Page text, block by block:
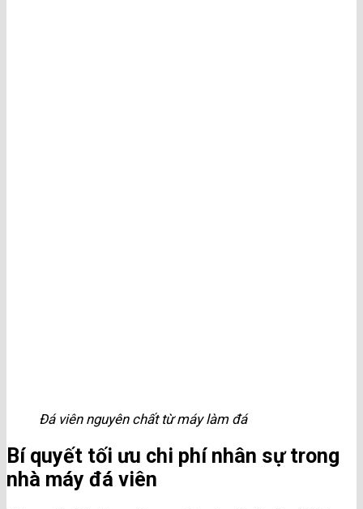
Đá viên nguyên chất từ máy làm đá
Bí quyết tối ưu chi phí nhân sự trong
nhà máy đá viên